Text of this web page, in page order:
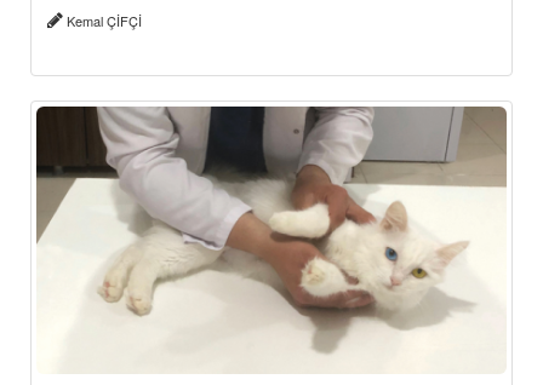
Kemal ÇİFÇİ